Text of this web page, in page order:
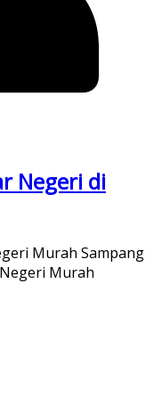
Negeri di
Murah Sampang
Murah